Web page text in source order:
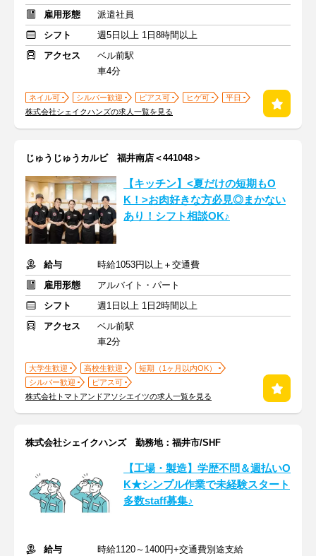
雇用形態
派遣社員
シフト
週5日以上 1日8時間以上
アクセス
ベル前駅
車4分
ネイル可 シルバー歓迎 ピアス可 ヒゲ可
平日
株式会社シェイクハンズの求人一覧を見る
じゅうじゅうカルビ 福井南店＜441048＞
【キッチン】<夏だけの短期もO
K！>お肉好きな方必見◎まかない
あり！シフト相談OK♪
給与
時給1053円以上＋交通費
雇用形態
アルバイト・パート
シフト
週1日以上 1日2時間以上
アクセス
ベル前駅
車2分
大学生歓迎 高校生歓迎
短期（1ヶ月以内OK）
シルバー歓迎
ピアス可
株式会社トマトアンドアソシエイツの求人一覧を見る
株式会社シェイクハンズ 勤務地：福井市/SHF
【工場・製造】学歴不問＆週払いO
K★シンプル作業で未経験スタート
多数staff募集♪
給与
時給1120～1400円+交通費別途支給